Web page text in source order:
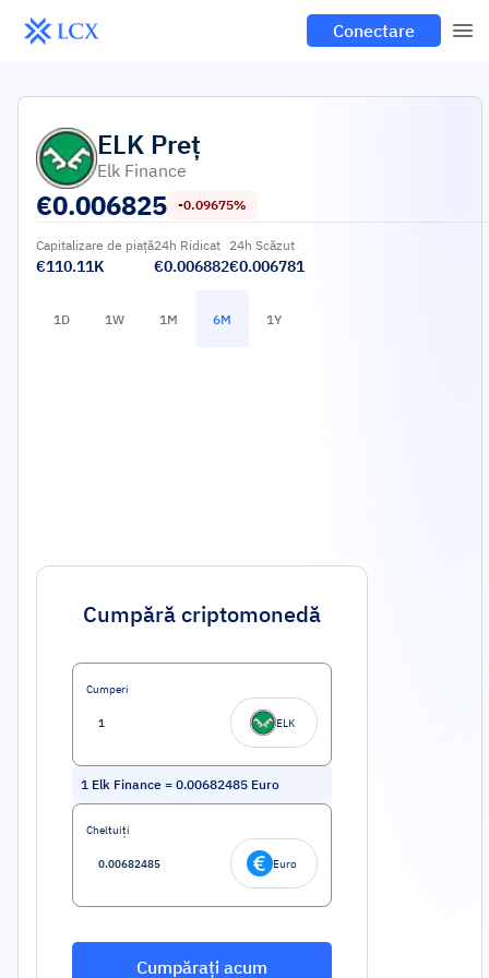
Conectare
ELK Preț
Elk Finance
€0.006825 -0.09675%
Capitalizare de piață
€110.11K
24h Ridicat
€0.006882
24h Scăzut
€0.006781
1D 1W 1M 6M 1Y
Cumpără criptomonedă
Cumperi
ELK
1 Elk Finance = 0.00682485 Euro
Cheltuiți
Euro
Cumpărați acum